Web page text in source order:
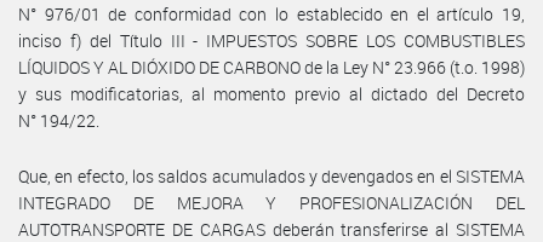
N° 976/01 de conformidad con lo establecido en el artículo 19,
inciso f) del Título III - IMPUESTOS SOBRE LOS COMBUSTIBLES
LÍQUIDOS Y AL DIÓXIDO DE CARBONO de la Ley N° 23.966 (t.o. 1998)
y sus modificatorias, al momento previo al dictado del Decreto
N° 194/22.
Que, en efecto, los saldos acumulados y devengados en el SISTEMA
INTEGRADO DE MEJORA Y PROFESIONALIZACIÓN DEL
AUTOTRANSPORTE DE CARGAS deberán transferirse al SISTEMA